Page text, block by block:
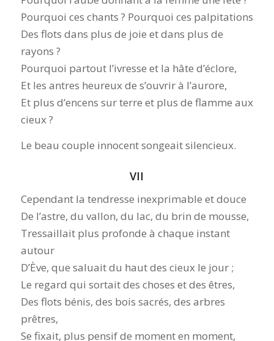
Pourquoi ces chants ? Pourquoi ces palpitations
Des flots dans plus de joie et dans plus de
rayons ?
Pourquoi partout l’ivresse et la hâte d’éclore,
Et les antres heureux de s’ouvrir à l’aurore,
Et plus d’encens sur terre et plus de flamme aux
cieux ?
Le beau couple innocent songeait silencieux.
VII
Cependant la tendresse inexprimable et douce
De l’astre, du vallon, du lac, du brin de mousse,
Tressaillait plus profonde à chaque instant
autour
D’Ève, que saluait du haut des cieux le jour ;
Le regard qui sortait des choses et des êtres,
Des flots bénis, des bois sacrés, des arbres
prêtres,
Se fixait, plus pensif de moment en moment,